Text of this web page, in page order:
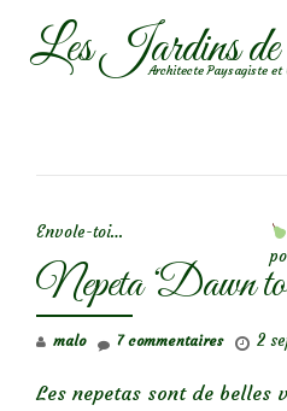
AllerLes Jardins
Architecte Paysagiste et
Envole-toi…
Nepeta ‘Dawn
malo 2
7 commentaires
Les nepetas sont de belles